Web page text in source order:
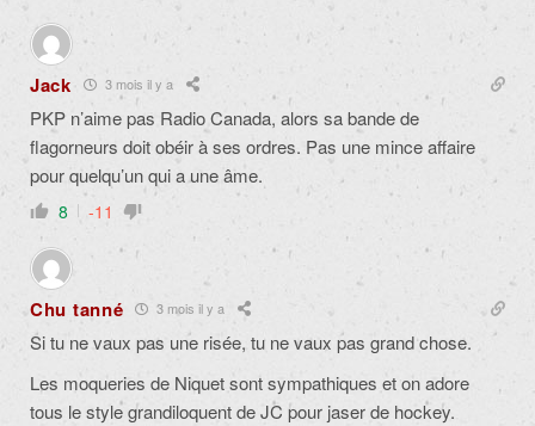
Jack 3 mois il y a
PKP n’aime pas Radio Canada, alors sa bande de
flagorneurs doit obéir à ses ordres. Pas une mince affaire
pour quelqu’un qui a une âme.
8 -11
Chu tanné 3 mois il y a
Si tu ne vaux pas une risée, tu ne vaux pas grand chose.
Les moqueries de Niquet sont sympathiques et on adore
tous le style grandiloquent de JC pour jaser de hockey.